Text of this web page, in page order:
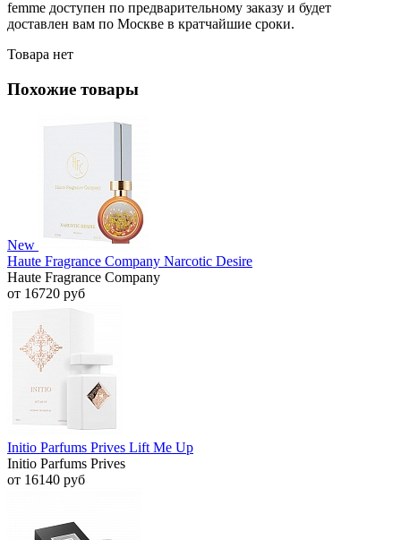
femme доступен по предварительному заказу и будет
доставлен вам по Москве в кратчайшие сроки.
Товара нет
Похожие товары
New
Haute Fragrance Company Narcotic Desire
Haute Fragrance Company
от 16720 руб
Initio Parfums Prives Lift Me Up
Initio Parfums Prives
от 16140 руб